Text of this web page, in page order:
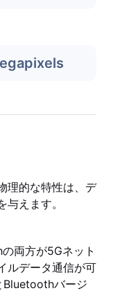
理的な特性は、デ
えます。
両方が5Gネット
ルデータ通信が可
Bluetoothバージ